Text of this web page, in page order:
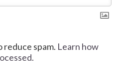
reduce spam. Learn how